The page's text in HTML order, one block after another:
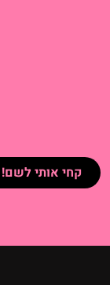
קחי אותי לשם!